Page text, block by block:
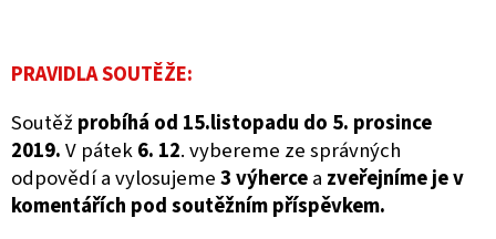
PRAVIDLA SOUTĚŽE:
Soutěž probíhá od 15.listopadu do 5. prosince
2019.V pátek6. 12. vybereme ze správných
odpovědí a vylosujeme3 výhercea zveřejníme je v
komentářích pod soutěžním příspěvkem.